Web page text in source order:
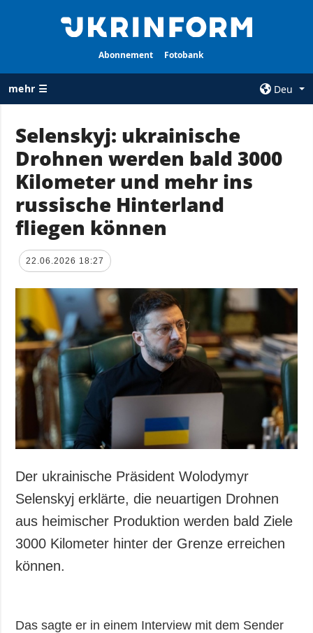
Abonnement Fotobank
mehr ☰
Deu
ALLE
RUBRIKEN
Krieg
Wiederaufbau
der Ukraine
Politik
Wirtschaft
Militär
Gesellschaft und
Kultur
Sport
Kriminalität
Notstand und
Notfälle
AGENTUR
Über uns
Kontakte
personenbezogener
ZUSÄTZLICH
Veröffentlichungen
Interview
Fotos
Video
LEISTUNGEN
Abonnement
Fotobank
Selenskyj: ukrainische
Drohnen werden bald 3000
Kilometer und mehr ins
russische Hinterland
fliegen können
22.06.2026 18:27
Der ukrainische Präsident Wolodymyr
Selenskyj erklärte, die neuartigen Drohnen
aus heimischer Produktion werden bald Ziele
3000 Kilometer hinter der Grenze erreichen
können.
Das sagte er in einem Interview mit dem Sender